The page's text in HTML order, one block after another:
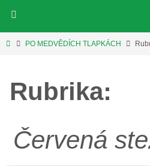
obsahHomePO MEDVĚDÍCH TLAPKÁCH
Rubrika:
Červená